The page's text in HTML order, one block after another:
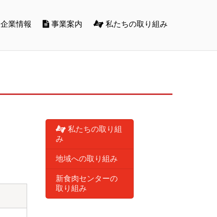
業情報 事業案内 私たちの取り組み
私たちの取り組
み
地域への取り組み
新食肉センターの
取り組み